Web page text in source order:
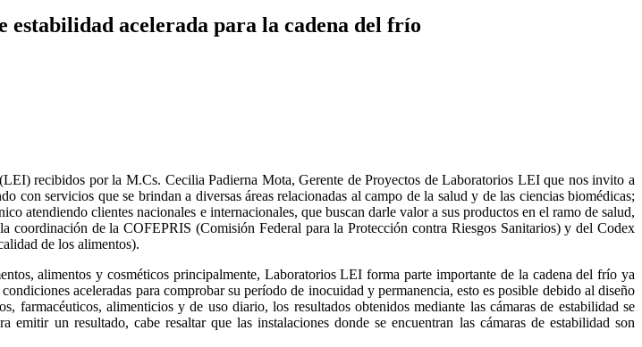
acelerada para la cadena del frío
recibidos por la M.Cs. Cecilia Padierna Mota, Gerente de Proyectos de Laboratorios LEI que nos invito a
con servicios que se brindan a diversas áreas relacionadas al campo de la salud y de las ciencias biomédicas;
atendiendo clientes nacionales e internacionales, que buscan darle valor a sus productos en el ramo de salud,
de la COFEPRIS (Comisión Federal para la Protección contra Riesgos Sanitarios) y del Codex
de los alimentos).
alimentos y cosméticos principalmente, Laboratorios LEI forma parte importante de la cadena del frío ya
aceleradas para comprobar su período de inocuidad y permanencia, esto es posible debido al diseño
farmacéuticos, alimenticios y de uso diario, los resultados obtenidos mediante las cámaras de estabilidad se
un resultado, cabe resaltar que las instalaciones donde se encuentran las cámaras de estabilidad son